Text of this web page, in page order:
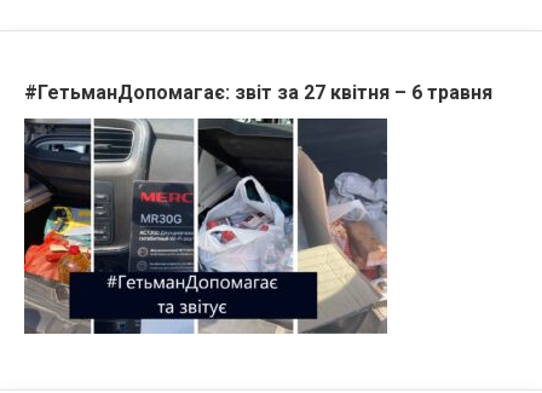
#ГетьманДопомагає: звіт за 27 квітня – 6 травня